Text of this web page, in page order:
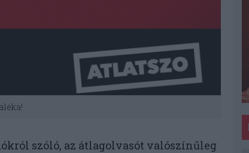
szóló, az átlagolvasót valószínűleg